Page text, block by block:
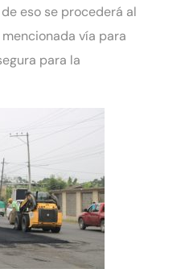
eso se procederá al
vía para
para la